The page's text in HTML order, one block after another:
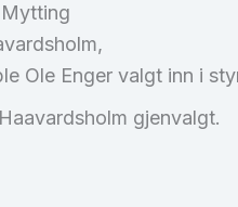
Ole Enger valgt inn i
gjenvalgt.